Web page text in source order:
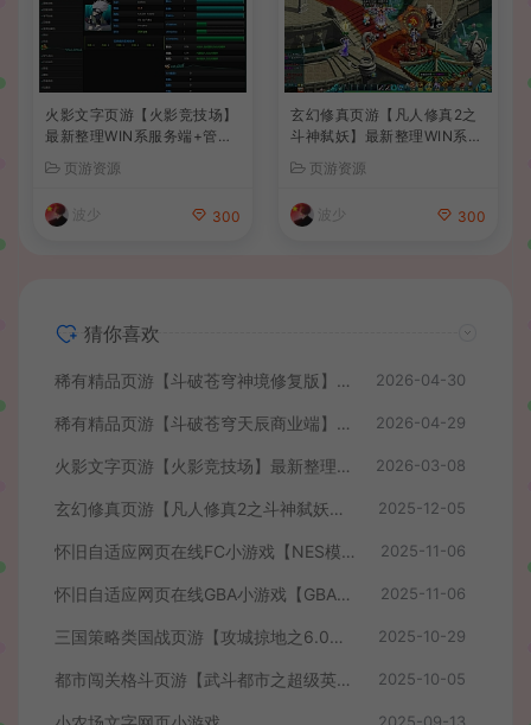
火影文字页游【火影竞技场】
最新整理WIN系服务端+管理
后台+详细搭建教程
页游资源
波少 300
玄幻修真页游【凡人修真2之
斗神弑妖】最新整理WIN系服
务端+GM工具+详细搭建教程
+外网教程
页游资源
波少 300
猜你喜欢
稀有精品页游【斗破苍穹神境修复版】最新整理单机一键即玩镜像端+Linux手工服务端+管理后台+详细搭建教程 2026-04-30
稀有精品页游【斗破苍穹天辰商业端】最新整理单机一键即玩镜像端+Linux手工服务端+管理后台+详细搭建教程+视频教程 2026-04-29
火影文字页游【火影竞技场】最新整理WIN系服务端+管理后台+详细搭建教程 2026-03-08
玄幻修真页游【凡人修真2之斗神弑妖】最新整理WIN系服务端+GM工具+详细搭建教程+外网教程 2025-12-05
怀旧自适应网页在线FC小游戏【NES模拟器】最新整理WIN系服务端+Linux手工服务端+管理后台+支持手柄+存档 2025-11-06
怀旧自适应网页在线GBA小游戏【GBA模拟器】最新整理WIN系服务端+Linux手工服务端+管理后台+支持手柄+存档 2025-11-06
三国策略类国战页游【攻城掠地之6.0东吴大帝版】最新整理WIN系服务端+管理后台+详细外网教程 2025-10-29
都市闯关格斗页游【武斗都市之超级英雄】最新整理Win系服务端+货币修改教程+详细外网搭建教程 2025-10-05